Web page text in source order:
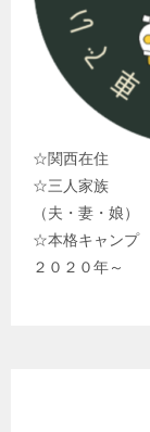
☆関西在住
☆三人家族
（夫・妻・娘）
☆本格キャンプ
２０２０年～